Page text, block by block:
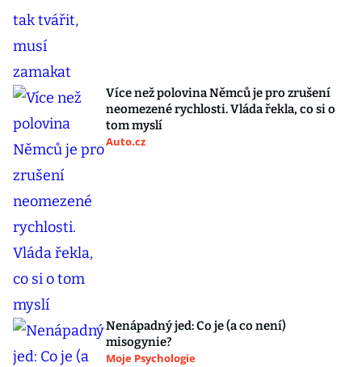
Více než polovina Němců je pro zrušení
neomezené rychlosti. Vláda řekla, co si o
tom myslí
Auto.cz
Nenápadný jed: Co je (a co není)
misogynie?
Moje Psychologie